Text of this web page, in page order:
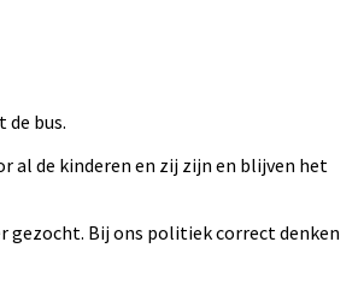
bus.
al de kinderen en zij zijn en blijven het
gezocht. Bij ons politiek correct denken